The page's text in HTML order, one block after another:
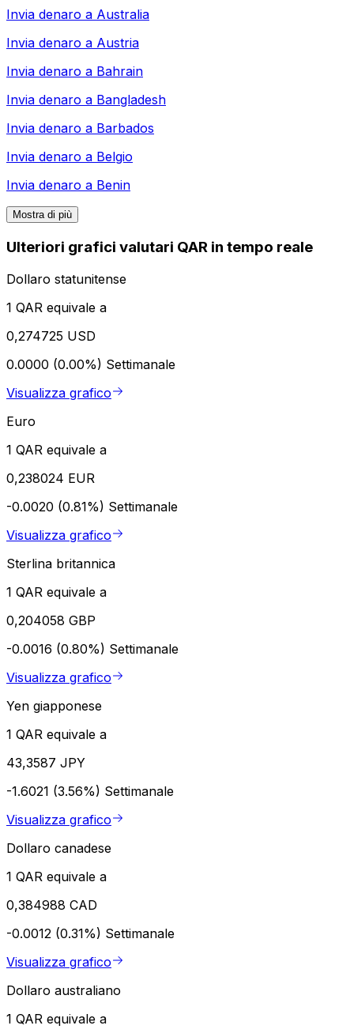
Invia denaro a Australia
Invia denaro a Austria
Invia denaro a Bahrain
Invia denaro a Bangladesh
Invia denaro a Barbados
Invia denaro a Belgio
Invia denaro a Benin
Mostra di più
Ulteriori grafici valutari QAR in tempo reale
Dollaro statunitense
1 QAR equivale a
0,274725 USD
0.0000 (0.00%) Settimanale
Visualizza grafico
Euro
1 QAR equivale a
0,238024 EUR
-0.0020 (0.81%) Settimanale
Visualizza grafico
Sterlina britannica
1 QAR equivale a
0,204058 GBP
-0.0016 (0.80%) Settimanale
Visualizza grafico
Yen giapponese
1 QAR equivale a
43,3587 JPY
-1.6021 (3.56%) Settimanale
Visualizza grafico
Dollaro canadese
1 QAR equivale a
0,384988 CAD
-0.0012 (0.31%) Settimanale
Visualizza grafico
Dollaro australiano
1 QAR equivale a